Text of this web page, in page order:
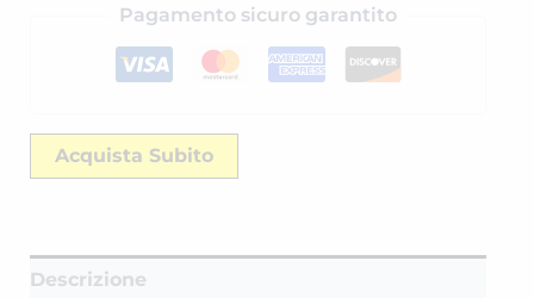
Pagamento sicuro garantito
Acquista Subito
Descrizione